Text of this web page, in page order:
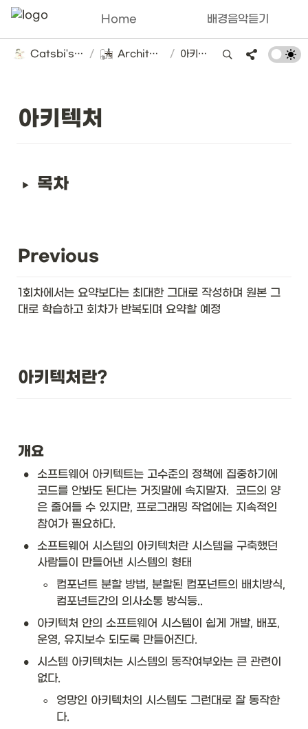
Home 배경음악듣기
Catsbi's DLog / Architecture / 아키텍처
아키텍처
목차
Previous
1회차에서는 요약보다는 최대한 그대로 작성하며 원본 그
대로 학습하고 회차가 반복되며 요약할 예정
아키텍처란?
개요
•
소프트웨어 아키텍트는 고수준의 정책에 집중하기에
코드를 안봐도 된다는 거짓말에 속지말자.  코드의 양
은 줄어들 수 있지만, 프로그래밍 작업에는 지속적인
참여가 필요하다.
•
소프트웨어 시스템의 아키텍처란 시스템을 구축했던
사람들이 만들어낸 시스템의 형태
◦
컴포넌트 분할 방법, 분할된 컴포넌트의 배치방식,
컴포넌트간의 의사소통 방식등..
•
아키텍처 안의 소프트웨어 시스템이 쉽게 개발, 배포,
운영, 유지보수 되도록 만들어진다.
•
시스템 아키텍처는 시스템의 동작여부와는 큰 관련이
없다.
◦
엉망인 아키텍처의 시스템도 그런대로 잘 동작한
다.